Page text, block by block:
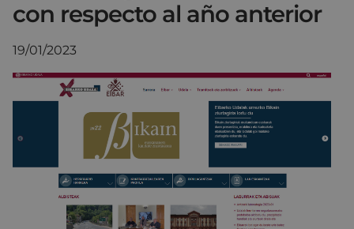
con respecto al año anterior
19/01/2023